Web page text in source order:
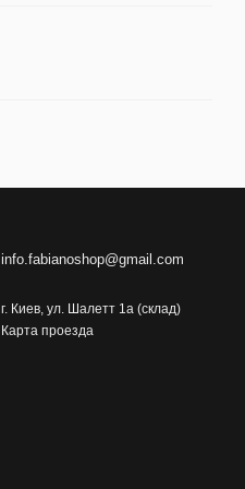
info.fabianoshop@gmail.com
г. Киев, ул. Шалетт 1а (склад)
Карта проезда